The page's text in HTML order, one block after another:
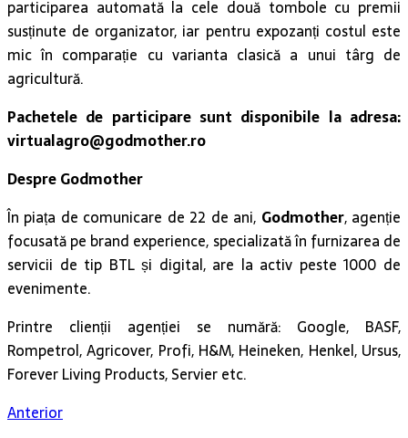
participarea automată la cele două tombole cu premii
susținute de organizator, iar pentru expozanți costul este
mic în comparație cu varianta clasică a unui târg de
agricultură.
Pachetele de participare sunt disponibile la adresa:
virtualagro@godmother.ro
Despre Godmother
În piața de comunicare de 22 de ani, Godmother, agenție
focusată pe brand experience, specializată în furnizarea de
servicii de tip BTL și digital, are la activ peste 1000 de
evenimente.
Printre clienții agenției se numără: Google, BASF,
Rompetrol, Agricover, Profi, H&M, Heineken, Henkel, Ursus,
Forever Living Products, Servier etc.
Anterior